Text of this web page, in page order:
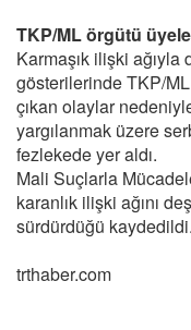
TKP/ML örgütü
Karmaşık ilişki ağıyla
gösterilerinde TKP/
çıkan olaylar
yargılanmak üzere
fezlekede yer aldı.
Mali Suçlarla
karanlık ilişki ağını
sürdürdüğü kaydedildi.
trthaber.com